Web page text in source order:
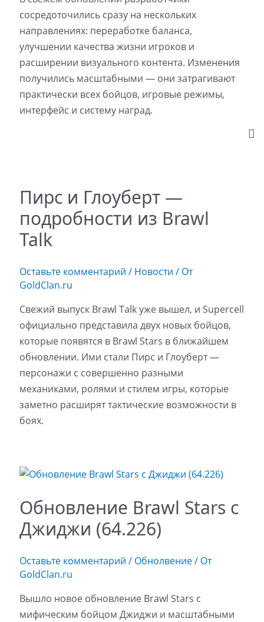
сосредоточились сразу на нескольких
направлениях: переработке баланса,
улучшении качества жизни игроков и
расширении визуального контента. Изменения
получились масштабными — они затрагивают
практически всех бойцов, игровые режимы,
интерфейс и систему наград.
Пирс и Глоуберт —
подробности из Brawl
Talk
Оставьте комментарий / Новости / От
GoldClan.ru
Свежий выпуск Brawl Talk уже вышел, и Supercell
официально представила двух новых бойцов,
которые появятся в Brawl Stars в ближайшем
обновлении. Ими стали Пирс и Глоуберт —
персонажи с совершенно разными
механиками, ролями и стилем игры, которые
заметно расширят тактические возможности в
боях.
Обновление Brawl Stars с
Джиджи (64.226)
Оставьте комментарий / Обнолвение/ От
GoldClan.ru
Вышло новое обновление Brawl Stars с
мифическим бойцом Джиджи и масштабными